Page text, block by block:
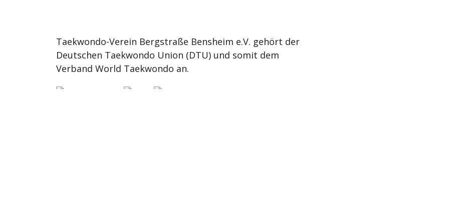
Taekwondo-Verein Bergstraße Bensheim e.V. gehört der
Deutschen Taekwondo Union (DTU) und somit dem
Verband World Taekwondo an.